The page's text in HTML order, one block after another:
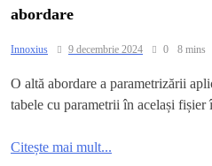
abordare
Innoxius 9 decembrie 2024 0 8 mins
O altă abordare a parametrizării
tabele cu parametrii în același fișier
Citește mai mult...